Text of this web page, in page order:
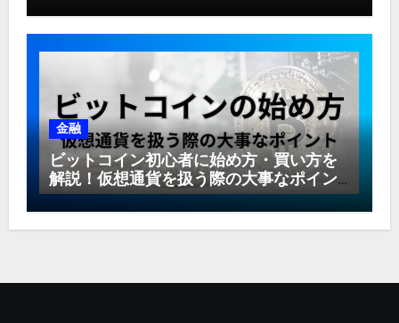
金融
ビットコイン初心者に始め方・買い方を
解説！仮想通貨を扱う際の大事なポイン
ト